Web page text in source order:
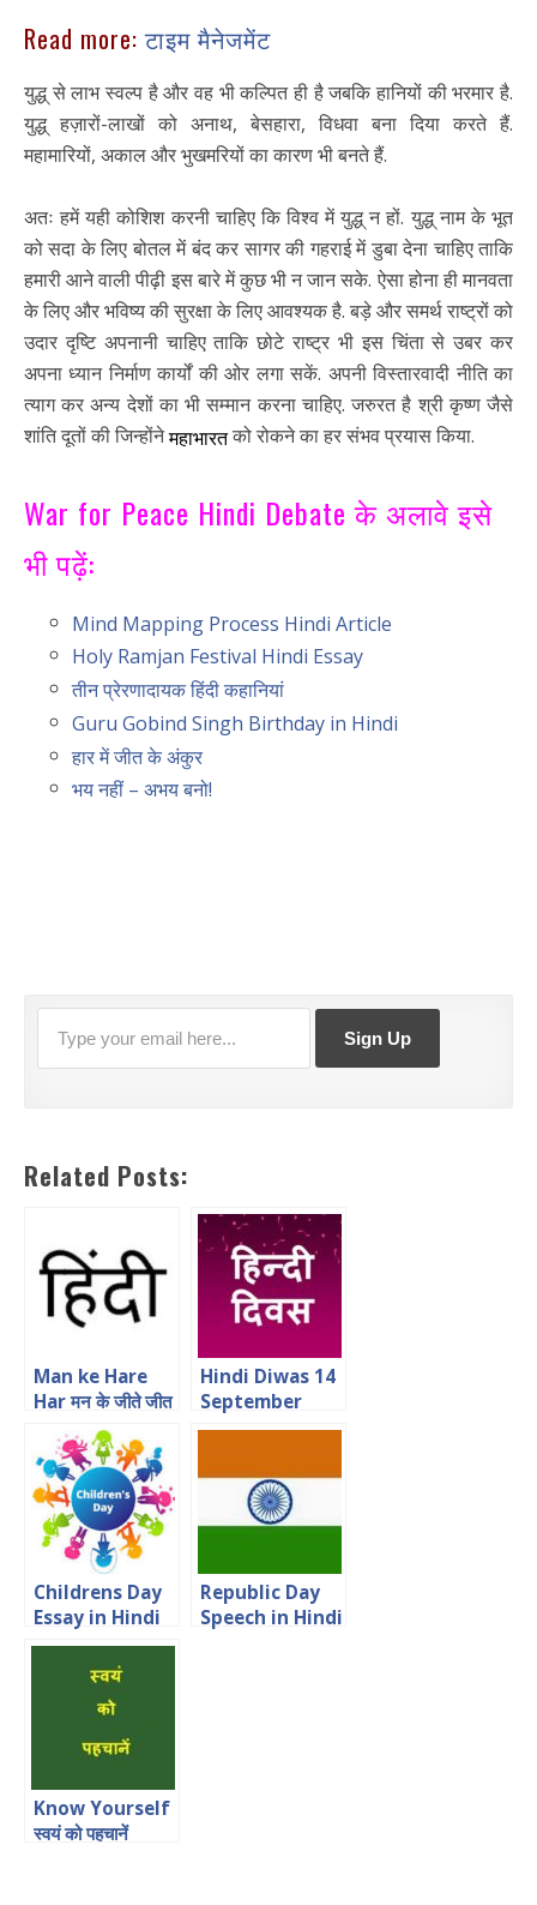
Read more:टाइम मैनेजमेंट
युद्ध् से लाभ स्वल्प है और वह भी कल्पित ही है जबकि हानियों की भरमार है.
युद्ध् हज़ारों-लाखों को अनाथ, बेसहारा, विधवा बना दिया करते हैं.
महामारियों, अकाल और भुखमरियों का कारण भी बनते हैं.
अतः हमें यही कोशिश करनी चाहिए कि विश्व में युद्ध् न हों. युद्ध् नाम के भूत
को सदा के लिए बोतल में बंद कर सागर की गहराई में डुबा देना चाहिए ताकि
हमारी आने वाली पीढ़ी इस बारे में कुछ भी न जान सके. ऐसा होना ही मानवता
के लिए और भविष्य की सुरक्षा के लिए आवश्यक है. बड़े और समर्थ राष्ट्रों को
उदार दृष्टि अपनानी चाहिए ताकि छोटे राष्ट्र भी इस चिंता से उबर कर
अपना ध्यान निर्माण कार्यों की ओर लगा सकें. अपनी विस्तारवादी नीति का
त्याग कर अन्य देशों का भी सम्मान करना चाहिए. जरुरत है श्री कृष्ण जैसे
शांति दूतों की जिन्होंनेमहाभारतको रोकने का हर संभव प्रयास किया.
War for Peace Hindi Debate के अलावे इसे
भी पढ़ें:
Mind Mapping Process Hindi Article
Holy Ramjan Festival Hindi Essay
तीन प्रेरणादायक हिंदी कहानियां
Guru Gobind Singh Birthday in Hindi
हार में जीत के अंकुर
भय नहीं – अभय बनो!
Related Posts:
Man ke Hare
Har मन के जीते जीत
Hindi Anuched
Hindi Diwas 14
September
Hindi Essay
Childrens Day
Essay in Hindi
बाल दिवस
Republic Day
Speech in Hindi
Know Yourself
स्वयं को पहचानें